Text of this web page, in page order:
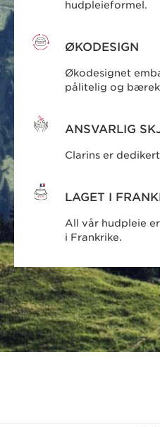
hudpleieformel.
ØKODESIGN
Økodesignet
pålitelig og
ANSVARLIG
Clarins er
LAGET I
All vår hudpleie
i Frankrike.